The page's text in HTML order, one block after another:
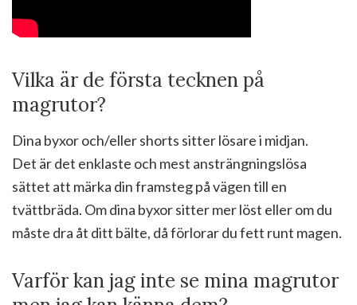
Vilka är de första tecknen på
magrutor?
Dina byxor och/eller shorts sitter lösare i midjan.
Det är det enklaste och mest ansträngningslösa
sättet att märka din framsteg på vägen till en
tvättbräda. Om dina byxor sitter mer löst eller om du
måste dra åt ditt bälte, då förlorar du fett runt magen.
Varför kan jag inte se mina magrutor